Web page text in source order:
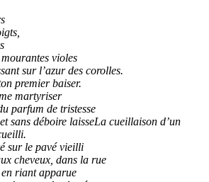
violes
sur l’azur des corolles.
premier baiser.
martyriser
parfum de tristesse
sans déboire laisseLa cueillaison d’un
sur le pavé vieilli
cheveux, dans la rue
en riant apparue